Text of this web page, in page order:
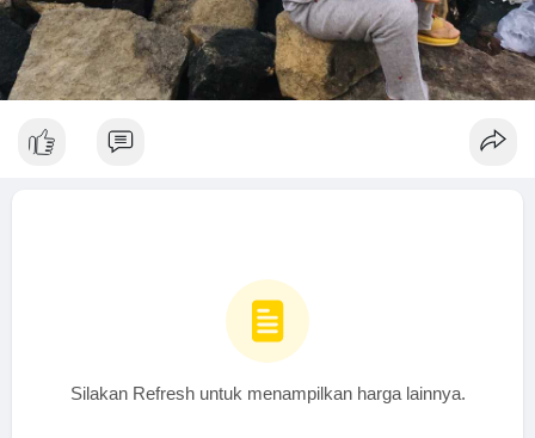
Silakan Refresh untuk menampilkan harga lainnya.